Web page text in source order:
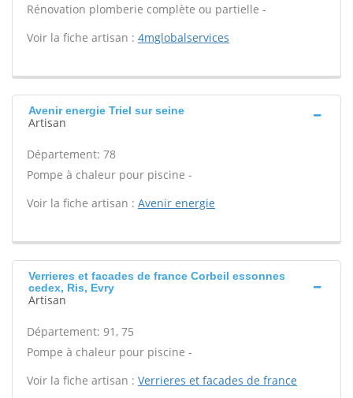
Rénovation plomberie complète ou partielle -
Voir la fiche artisan : 4mglobalservices
Avenir energie Triel sur seine
Artisan
Département: 78
Pompe à chaleur pour piscine -
Voir la fiche artisan : Avenir energie
Verrieres et facades de france Corbeil essonnes
cedex, Ris, Evry
Artisan
Département: 91, 75
Pompe à chaleur pour piscine -
Voir la fiche artisan : Verrieres et facades de france